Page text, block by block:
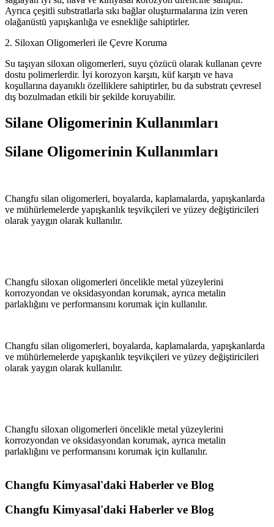
Ayrıca çeşitli substratlarla sıkı bağlar oluşturmalarına izin veren
olağanüstü yapışkanlığa ve esnekliğe sahiptirler.
2. Siloxan Oligomerleri ile Çevre Koruma
Su taşıyan siloxan oligomerleri, suyu çözücü olarak kullanan çevre
dostu polimerlerdir. İyi korozyon karşıtı, küf karşıtı ve hava
koşullarına dayanıklı özelliklere sahiptirler, bu da substratı çevresel
dış bozulmadan etkili bir şekilde koruyabilir.
Silane Oligomerinin Kullanımları
Silane Oligomerinin Kullanımları
Changfu silan oligomerleri, boyalarda, kaplamalarda, yapışkanlarda
ve mühürlemelerde yapışkanlık teşvikçileri ve yüzey değiştiricileri
olarak yaygın olarak kullanılır.
Changfu siloxan oligomerleri öncelikle metal yüzeylerini
korrozyondan ve oksidasyondan korumak, ayrıca metalin
parlaklığını ve performansını korumak için kullanılır.
Changfu silan oligomerleri, boyalarda, kaplamalarda, yapışkanlarda
ve mühürlemelerde yapışkanlık teşvikçileri ve yüzey değiştiricileri
olarak yaygın olarak kullanılır.
Changfu siloxan oligomerleri öncelikle metal yüzeylerini
korrozyondan ve oksidasyondan korumak, ayrıca metalin
parlaklığını ve performansını korumak için kullanılır.
Changfu Kimyasal'daki Haberler ve Blog
Changfu Kimyasal'daki Haberler ve Blog